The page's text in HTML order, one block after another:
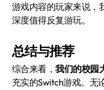
游戏内容的玩家来说，
深度值得反复游玩。
总结与推荐
综合来看，我们的校园
充实的Switch游戏。无